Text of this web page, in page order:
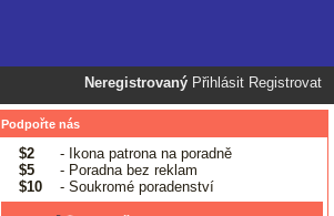
Neregistrovaný Přihlásit Registrovat
Podpořte nás
$2
- Ikona patrona na poradně
$5
- Poradna bez reklam
$10
- Soukromé poradenství